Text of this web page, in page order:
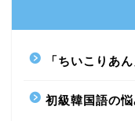
「ちいこりあ
初級韓国語の悩